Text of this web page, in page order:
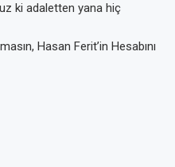
ki adaletten yana hiç
Hasan Ferit’in Hesabını